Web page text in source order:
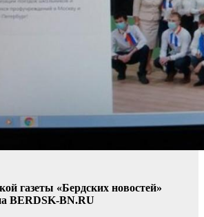
газеты «Бердских новостей»
BERDSK-BN.RU